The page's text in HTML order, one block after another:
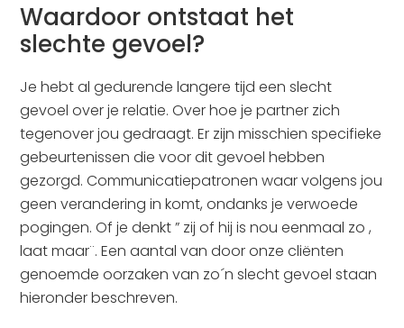
Waardoor ontstaat het
slechte gevoel?
Je hebt al gedurende langere tijd een slecht
gevoel over je relatie. Over hoe je partner zich
tegenover jou gedraagt. Er zijn misschien specifieke
gebeurtenissen die voor dit gevoel hebben
gezorgd. Communicatiepatronen waar volgens jou
geen verandering in komt, ondanks je verwoede
pogingen. Of je denkt ” zij of hij is nou eenmaal zo ,
laat maar¨. Een aantal van door onze cliënten
genoemde oorzaken van zo´n slecht gevoel staan
hieronder beschreven.